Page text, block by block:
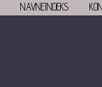
NAVNEINDEKS